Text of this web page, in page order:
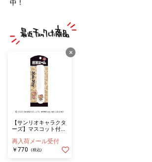
中！
×
【サンリオキャラクタ
ーズ】マスコット付き
ティ/レオパード
再入荷メール受付
￥770
(税込)